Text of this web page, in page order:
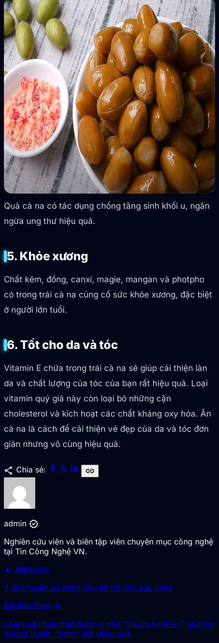
Quả cà na có tác dụng chống tăng sinh khối u, ngăn
ngừa ung thư hiệu quả.
5. Khỏe xương
Chất kẽm, đồng, canxi, magie, mangan và photpho
có trong trái cà na củng cố sức khỏe xương, đặc biệt
ở người lớn tuổi.
6. Tốt cho da và tóc
Vitamin E chứa trong trái cà na sẽ giúp cải thiện làn
da và chất lượng của tóc của bạn rất hiệu quả. Loại
vitamin quý giá này còn loại bỏ những cặn
cholesterol và kích hoạt các chất kháng oxy hóa. Ăn
cà na là cách để cải thiện vẻ đẹp của da và tóc đơn
giản nhưng vô cùng hiệu quả.
share Chia sẻ: link
admin verified
Nghiên cứu viên và biên tập viên chuyên mục công nghệ
tại Tin Công Nghệ VN.
arrow_back Bài trước
7 lời khuyên sử dụng dầu ăn tốt cho sức khỏe
Bài tiếp theo arrow_forward
Loại quả chua chát được ví như "insulin tự nhiên" giúp hạ
đường huyết, "bơm" máu hiệu quả